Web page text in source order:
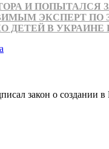
И ПОПЫТАЛСЯ
ЭКСПЕРТ ПО
ДЕТЕЙ В
закон о создании